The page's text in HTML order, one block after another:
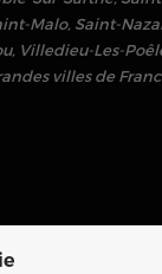
Malo, Saint-
, Villedieu-Les-
villes de